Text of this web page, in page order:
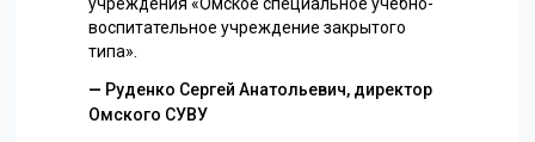
воспитательное учреждение закрытого
типа».
— Руденко Сергей Анатольевич, директор
Омского СУВУ